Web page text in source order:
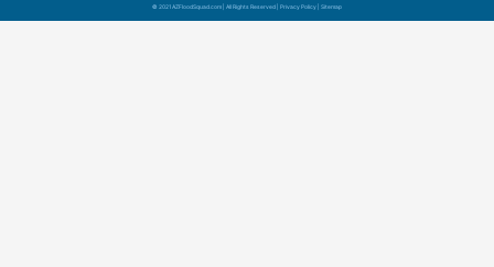
© 2021 AZFloodSquad.com | All Rights Reserved | Privacy Policy Sitemap